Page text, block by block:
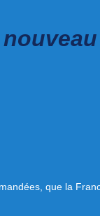
que la